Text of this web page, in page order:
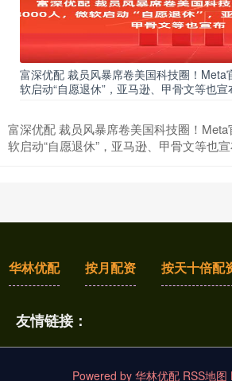
富深优配 裁员风暴席卷美国科技圈！Meta
软启动“自愿退休”，亚马逊、甲骨文等也宣
富深优配 裁员风暴席卷美国科技圈！
软启动“自愿退休”，亚马逊、甲骨文等也
华林优配 按月配资 按天十倍配
友情链接：
Powered by 华林优配 RSS地图